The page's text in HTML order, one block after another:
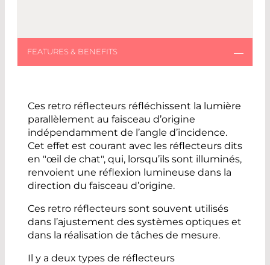
Ces retro réflecteurs réfléchissent la lumière
parallèlement au faisceau d’origine
indépendamment de l’angle d’incidence.
Cet effet est courant avec les réflecteurs dits
en "œil de chat", qui, lorsqu’ils sont illuminés,
renvoient une réflexion lumineuse dans la
direction du faisceau d’origine.
Ces retro réflecteurs sont souvent utilisés
dans l’ajustement des systèmes optiques et
dans la réalisation de tâches de mesure.
Il y a deux types de réflecteurs